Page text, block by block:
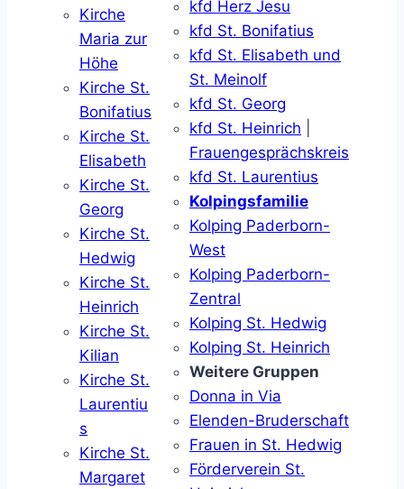
Kirche
Maria zur
Höhe
Kirche St.
Bonifatius
Kirche St.
Elisabeth
Kirche St.
Georg
Kirche St.
Hedwig
Kirche St.
Heinrich
Kirche St.
Kilian
Kirche St.
Laurentiu
s
Kirche St.
Margaret
kfd Herz Jesu
kfd St. Bonifatius
kfd St. Elisabeth und
St. Meinolf
kfd St. Georg
kfd St. Heinrich
Frauengesprächskreis
kfd St. Laurentius
Kolpingsfamilie
Kolping Paderborn-
West
Kolping Paderborn-
Zentral
Kolping St. Hedwig
Kolping St. Heinrich
Weitere Gruppen
Donna in Via
Elenden-Bruderschaft
Frauen in St. Hedwig
Förderverein St.